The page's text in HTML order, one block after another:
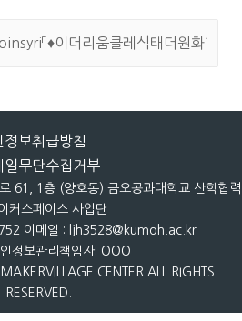
정보취급방침
일무단수집거부
61, 1층 (양호동) 금오공과대학교 산학협력
커스페이스 사업단
이메일 : ljh3528@kumoh.ac.kr
정보관리책임자: OOO
CENTER ALL RIGHTS
RESERVED.